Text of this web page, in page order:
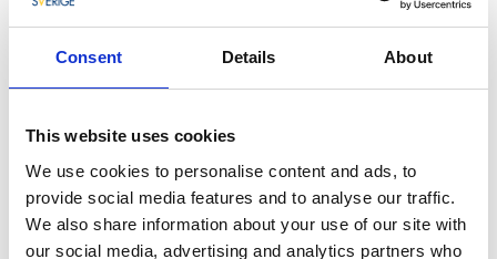
Consent Details About
This website uses cookies
We use cookies to personalise content and ads, to
provide social media features and to analyse our traffic.
We also share information about your use of our site with
our social media, advertising and analytics partners who
LÆS MERE:Tjörn – Island of Art